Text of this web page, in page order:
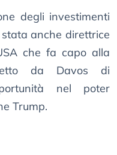
degli investimenti
anche direttrice
che fa capo alla
da Davos di
nel poter
Trump.